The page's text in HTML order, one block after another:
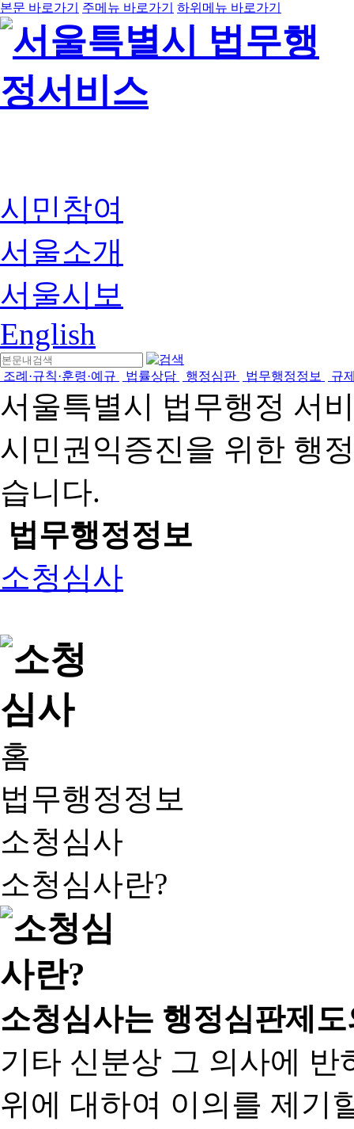
본문 바로가기 주메뉴 바로가기 하위메뉴 바로가기
시민참여
서울소개
서울시보
English
조례·규칙·훈령·예규 법률상담 행정심판 법무행정정보 규
서울특별시 법무행정 서
시민권익증진을 위한 행
습니다.
법무행정정보
소청심사
홈
법무행정정보
소청심사
소청심사란?
소청심사는 행정심판제
기타 신분상 그 의사에
위에 대하여 이의를 제기